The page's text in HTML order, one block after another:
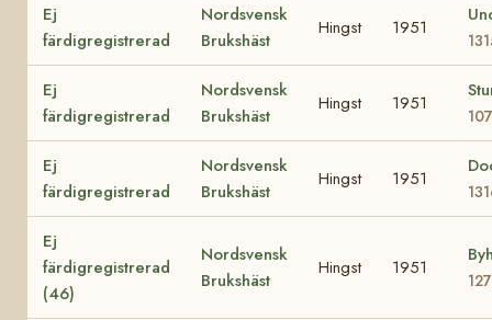
Ej
färdigregistrerad
Nordsvensk
Brukshäst
Hingst 1951
Ej
färdigregistrerad
Nordsvensk
Brukshäst
Hingst 1951
Ej
färdigregistrerad
Nordsvensk
Brukshäst
Hingst 1951
Ej
färdigregistrerad
(46)
Nordsvensk
Brukshäst
Hingst 1951